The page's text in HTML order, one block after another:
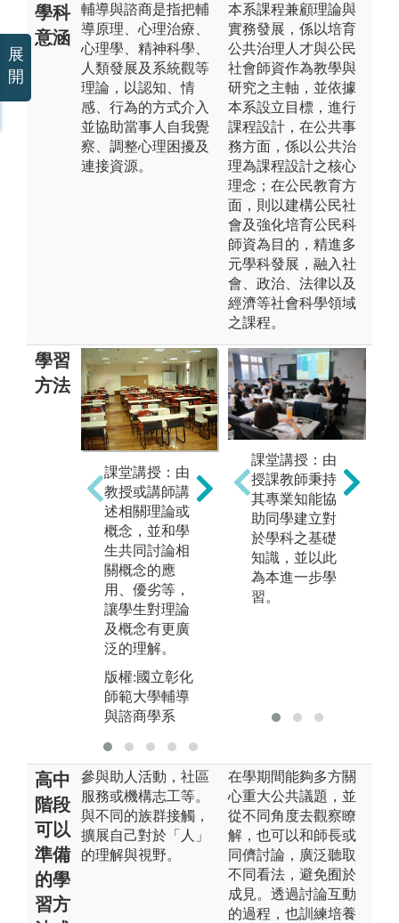
學科
意涵
輔導與諮商是指把輔
導原理、心理治療、
心理學、精神科學、
人類發展及系統觀等
理論，以認知、情
感、行為的方式介入
並協助當事人自我覺
察、調整心理困擾及
連接資源。
本系課程兼顧理論與
實務發展，係以培育
公共治理人才與公民
社會師資作為教學與
研究之主軸，並依據
本系設立目標，進行
課程設計，在公共事
務方面，係以公共治
理為課程設計之核心
理念；在公民教育方
面，則以建構公民社
會及強化培育公民科
師資為目的，精進多
元學科發展，融入社
會、政治、法律以及
經濟等社會科學領域
之課程。
學習
方法
課堂講授：由
教授或講師講
述相關理論或
概念，並和學
生共同討論相
關概念的應
用、優劣等，
讓學生對理論
及概念有更廣
泛的理解。
版權:國立彰化
師範大學輔導
與諮商學系
實作教學：學
生自大二、大
三開始即必須
定期至中學或
社區見習或實
習，並與教學
或輔導老師的
督導討論。
課堂講授：由
授課教師秉持
其專業知能協
助同學建立對
於學科之基礎
知識，並以此
為本進一步學
習。
高中
階段
可以
準備
的學
習方
參與助人活動，社區
服務或機構志工等。
與不同的族群接觸，
擴展自己對於「人」
的理解與視野。
在學期間能夠多方關
心重大公共議題，並
從不同角度去觀察瞭
解，也可以和師長或
同儕討論，廣泛聽取
不同看法，避免囿於
成見。透過討論互動
的過程，也訓練培養
展
開